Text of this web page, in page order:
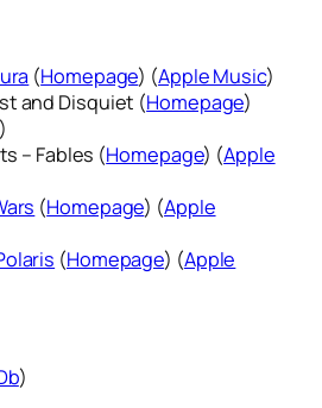
(Homepage) (Apple Music)
and Disquiet (Homepage)
– Fables (Homepage) (Apple
(Homepage) (Apple
(Homepage) (Apple
)